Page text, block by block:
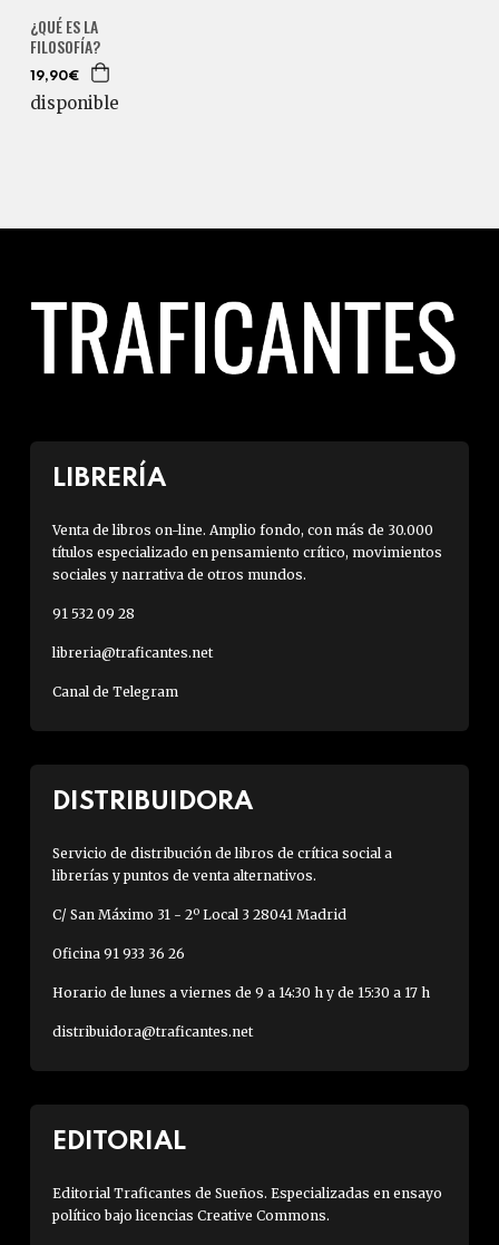
¿QUÉ ES LA
FILOSOFÍA?
19,90€
disponible
LIBRERÍA
Venta de libros on-line. Amplio fondo, con más de 30.000
títulos especializado en pensamiento crítico, movimientos
sociales y narrativa de otros mundos.
91 532 09 28
libreria@traficantes.net
Canal de Telegram
DISTRIBUIDORA
Servicio de distribución de libros de crítica social a
librerías y puntos de venta alternativos.
C/ San Máximo 31 - 2º Local 3 28041 Madrid
Oficina 91 933 36 26
Horario de lunes a viernes de 9 a 14:30 h y de 15:30 a 17 h
distribuidora@traficantes.net
EDITORIAL
Editorial Traficantes de Sueños. Especializadas en ensayo
político bajo licencias Creative Commons.